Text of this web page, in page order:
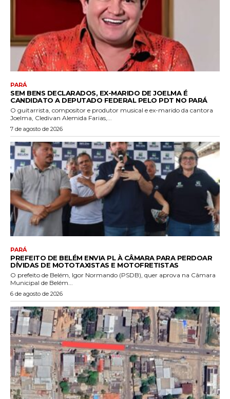
PARÁ
SEM BENS DECLARADOS, EX-MARIDO DE JOELMA É
CANDIDATO A DEPUTADO FEDERAL PELO PDT NO PARÁ
O guitarrista, compositor e produtor musical e ex-marido da cantora
Joelma, Cledivan Alemida Farias,...
7 de agosto de 2026
PARÁ
PREFEITO DE BELÉM ENVIA PL À CÂMARA PARA PERDOAR
DÍVIDAS DE MOTOTAXISTAS E MOTOFRETISTAS
O prefeito de Belém, Igor Normando (PSDB), quer aprova na Câmara
Municipal de Belém...
6 de agosto de 2026